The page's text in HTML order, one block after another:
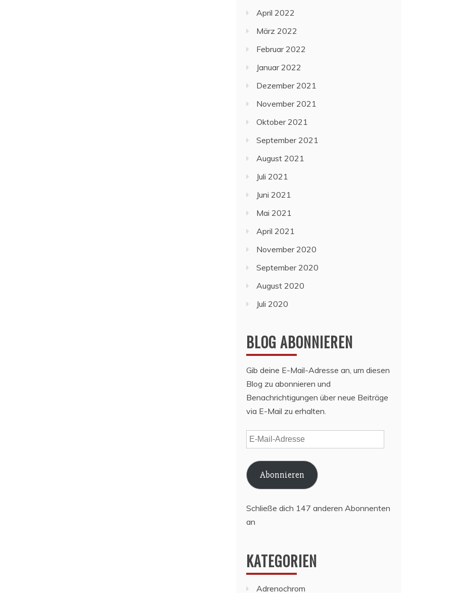
April 2022
März 2022
Februar 2022
Januar 2022
Dezember 2021
November 2021
Oktober 2021
September 2021
August 2021
Juli 2021
Juni 2021
Mai 2021
April 2021
November 2020
September 2020
August 2020
Juli 2020
BLOG ABONNIEREN
Gib deine E-Mail-Adresse an, um diesen
Blog zu abonnieren und
Benachrichtigungen über neue Beiträge
via E-Mail zu erhalten.
E-
Mail-
Adresse
Abonnieren
Schließe dich 147 anderen Abonnenten
an
KATEGORIEN
Adrenochrom